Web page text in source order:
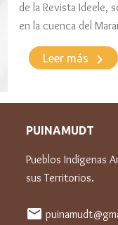
de la Revista Ideele,
en la cuenca del
Leer más keyboard_arrow_right
PUINAMUDT
Pueblos Indígenas
sus Territorios.
mail